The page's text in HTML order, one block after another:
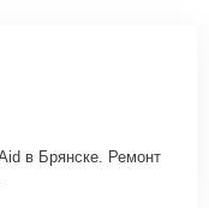
в Брянске. Ремонт